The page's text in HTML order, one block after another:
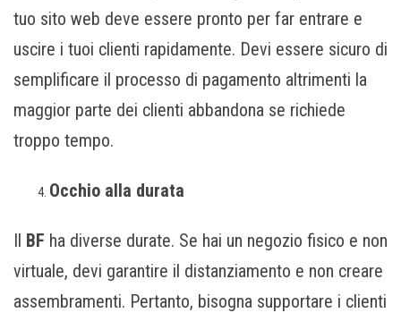
tuo sito web deve essere pronto per far entrare e
uscire i tuoi clienti rapidamente. Devi essere sicuro di
semplificare il processo di pagamento altrimenti la
maggior parte dei clienti abbandona se richiede
troppo tempo.
Occhio alla durata
Il BF ha diverse durate. Se hai un negozio fisico e non
virtuale, devi garantire il distanziamento e non creare
assembramenti. Pertanto, bisogna supportare i clienti